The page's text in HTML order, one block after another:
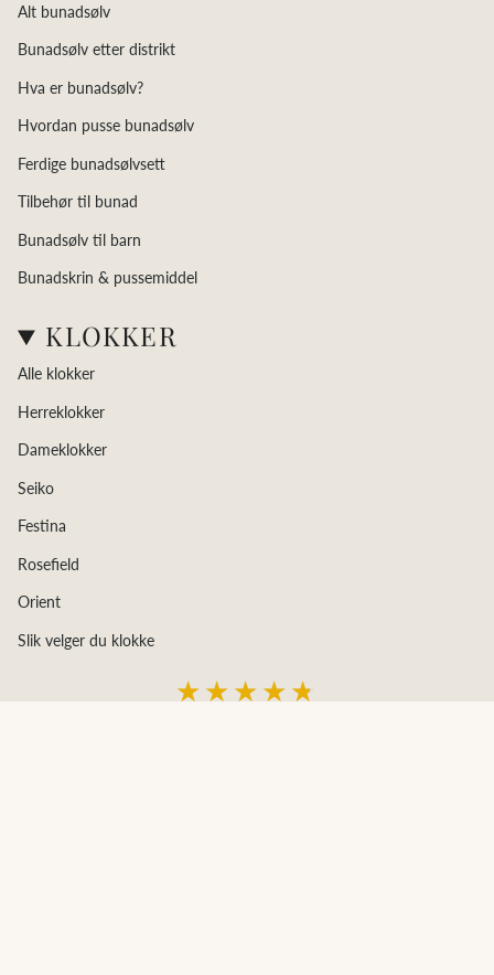
Alt bunadsølv
Bunadsølv etter distrikt
Hva er bunadsølv?
Hvordan pusse bunadsølv
Ferdige bunadsølvsett
Tilbehør til bunad
Bunadsølv til barn
Bunadskrin & pussemiddel
KLOKKER
Alle klokker
Herreklokker
Dameklokker
Seiko
Festina
Rosefield
Orient
Slik velger du klokke